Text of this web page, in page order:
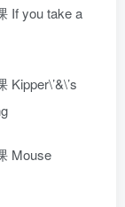
If you take a
Mouse